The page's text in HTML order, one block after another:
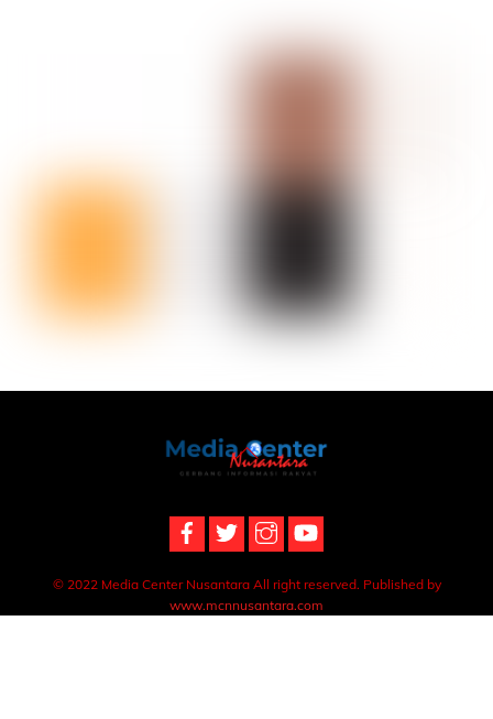
Back
To
© 2022 Media Center Nusantara All right reserved. Published by
www.mcnnusantara.com